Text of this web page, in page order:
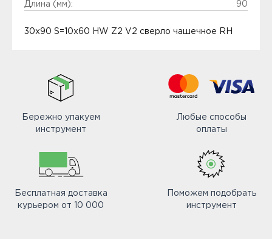
Длина (мм):
90
30x90 S=10x60 HW Z2 V2 сверло чашечное RH
Бережно упакуем
инструмент
Любые способы
оплаты
Бесплатная доставка
курьером от 10 000
Поможем подобрать
инструмент